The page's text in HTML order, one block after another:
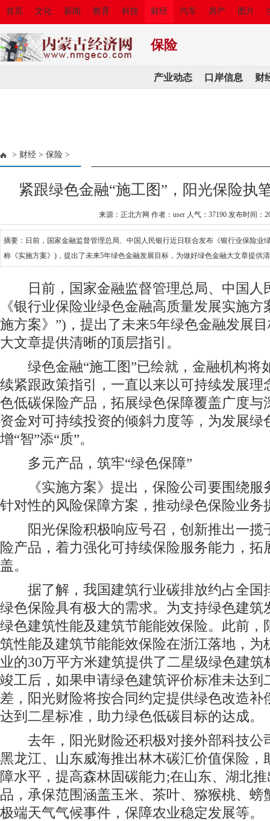
首页 文化 新闻 教育 科技 财经 汽车 房产 图片
保险
产业动态 口岸信息 财
> 财经 > 保险 >
紧跟绿色金融“施工图”，阳光保险执
来源：正北方网 作者：user 人气：37190 发布时间：
摘要：日前，国家金融监督管理总局、中国人民银行近日联合发布《银行业保险业
称《实施方案》)，提出了未来5年绿色金融发展目标，为做好绿色金融大文章提供
日前，国家金融监督管理总局、中国人
《银行业保险业绿色金融高质量发展实施
施方案》”)，提出了未来5年绿色金融发展
大文章提供清晰的顶层指引。
绿色金融“施工图”已绘就，金融机构将
续紧跟政策指引，一直以来以可持续发展理
色低碳保险产品，拓展绿色保障覆盖广度与
资金对可持续投资的倾斜力度等，为发展绿
增“智”添“质”。
多元产品，筑牢“绿色保障”
《实施方案》提出，保险公司要围绕服
针对性的风险保障方案，推动绿色保险业务
阳光保险积极响应号召，创新推出一揽
险产品，着力强化可持续保险服务能力，拓
盖。
据了解，我国建筑行业碳排放约占全国
绿色保险具有极大的需求。为支持绿色建筑
绿色建筑性能及建筑节能能效保险。此前，
筑性能及建筑节能能效保险在浙江落地，为
业的30万平方米建筑提供了二星级绿色建
竣工后，如果申请绿色建筑评价标准未达到
差，阳光财险将按合同约定提供绿色改造补
达到二星标准，助力绿色低碳目标的达成。
去年，阳光财险还积极对接外部科技公
黑龙江、山东威海推出林木碳汇价值保险，
障水平，提高森林固碳能力;在山东、湖北
品，承保范围涵盖玉米、茶叶、猕猴桃、螃
极端天气气候事件，保障农业稳定发展等。